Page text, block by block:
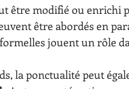
être modifié ou enrichi
être abordés en
jouent un rôle
la ponctualité peut